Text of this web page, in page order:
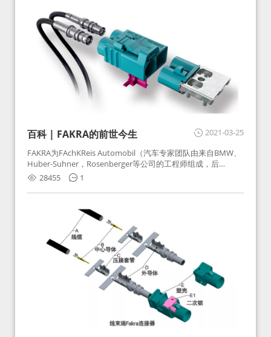
2021-03-25
百科 | FAKRA的前世今生
FAKRA为FAchKReis Automobil（汽车专家团队由来自BMW、
Huber-Suhner，Rosenberger等公司的工程师组成，后
Huber-Suhner相关连接器业务及技术在2010年并入
Rosenberger）缩写。起初为BMW需求用于车载收音机天线连
接，如今FAKRA已成为汽车行业通用标准的射频连接器，被业
28455 1